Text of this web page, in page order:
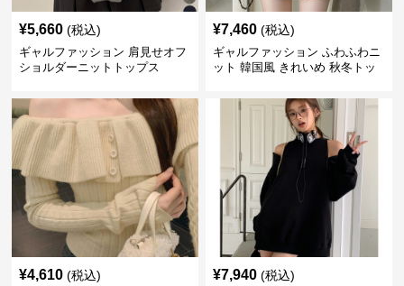
¥5,660 (税込)
ギャルファッション 肩見せオフ
ショルダーニットトップス
¥7,460 (税込)
ギャルファッション ふわふわニ
ット 韓国風 きれいめ 秋冬トッ
¥4,610 (税込) ¥7,940 (税込)